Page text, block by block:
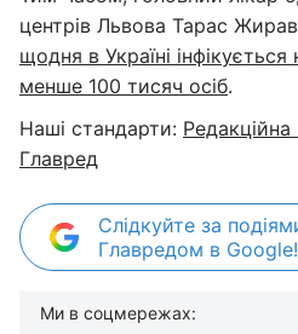
центрів Львова Тарас
щодня в Україні
менше 100 тисяч осіб.
Наші стандарти: Редакційна
Главред
Слідкуйте за
Главредом в Google!
Ми в соцмережах: